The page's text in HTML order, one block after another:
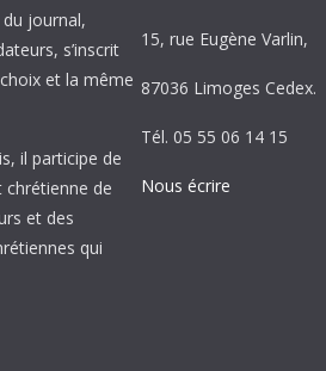
journal,
s’inscrit
et la même
il participe de
chrétienne de
et des
qui
15, rue Eugène Varlin,
87036 Limoges Cedex.
Tél. 05 55 06 14 15
Nous écrire